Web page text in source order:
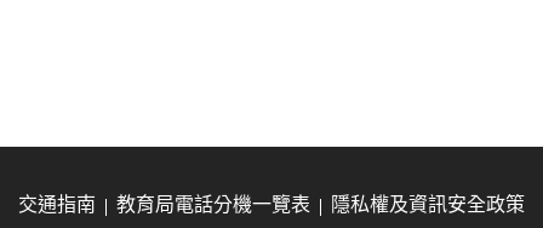
交通指南 教育局電話分機一覽表 隱私權及資訊安全政策